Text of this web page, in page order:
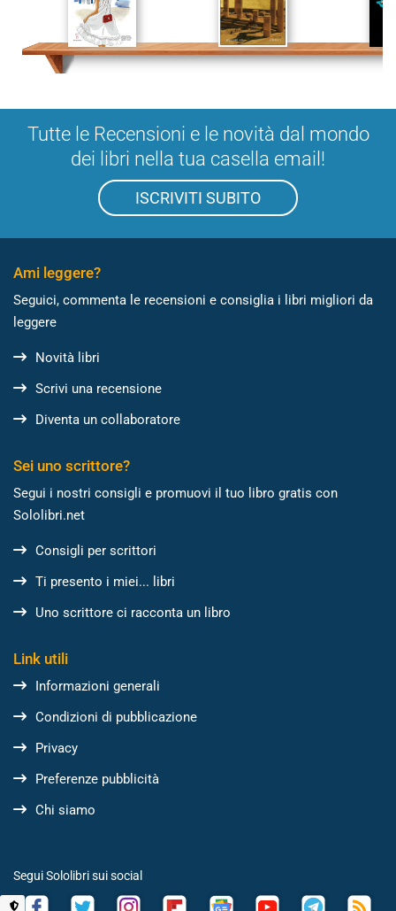
Tutte le Recensioni e le novità dal mondo
dei libri nella tua casella email!
ISCRIVITI SUBITO
Ami leggere?
Seguici, commenta le recensioni e consiglia i libri migliori da
leggere
Novità libri
Scrivi una recensione
Diventa un collaboratore
Sei uno scrittore?
Segui i nostri consigli e promuovi il tuo libro gratis con
Sololibri.net
Consigli per scrittori
Ti presento i miei... libri
Uno scrittore ci racconta un libro
Link utili
Informazioni generali
Condizioni di pubblicazione
Privacy
Preferenze pubblicità
Chi siamo
Segui Sololibri sui social